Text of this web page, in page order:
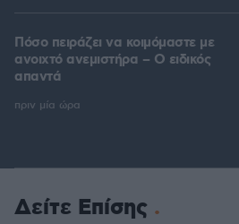
Πόσο πειράζει να κοιμόμαστε με
ανοιχτό ανεμιστήρα – Ο ειδικός
απαντά
πριν μία ώρα
Δείτε Επίσης